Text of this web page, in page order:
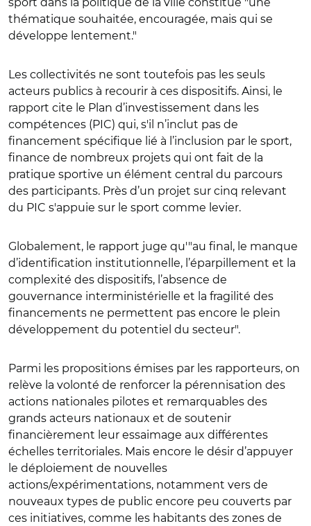
thématique souhaitée, encouragée, mais qui se
développe lentement."
Les collectivités ne sont toutefois pas les seuls
acteurs publics à recourir à ces dispositifs. Ainsi, le
rapport cite le Plan d’investissement dans les
compétences (PIC) qui, s'il n’inclut pas de
financement spécifique lié à l’inclusion par le sport,
finance de nombreux projets qui ont fait de la
pratique sportive un élément central du parcours
des participants. Près d’un projet sur cinq relevant
du PIC s'appuie sur le sport comme levier.
Globalement, le rapport juge qu'"au final, le manque
d’identification institutionnelle, l’éparpillement et la
complexité des dispositifs, l’absence de
gouvernance interministérielle et la fragilité des
financements ne permettent pas encore le plein
développement du potentiel du secteur".
Parmi les propositions émises par les rapporteurs, on
relève la volonté de renforcer la pérennisation des
actions nationales pilotes et remarquables des
grands acteurs nationaux et de soutenir
financièrement leur essaimage aux différentes
échelles territoriales. Mais encore le désir d’appuyer
le déploiement de nouvelles
actions/expérimentations, notamment vers de
nouveaux types de public encore peu couverts par
ces initiatives, comme les habitants des zones de